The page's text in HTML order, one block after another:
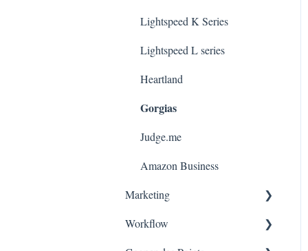
Lightspeed K Series
Lightspeed L series
Heartland
Gorgias
Judge.me
Amazon Business
Marketing
Consentement
Workflow